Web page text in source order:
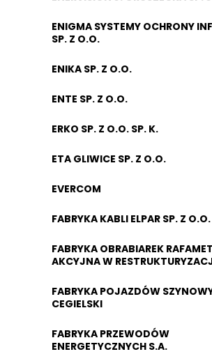
ENIGMA SYSTEMY OCHRONY
SP. Z O.O.
ENIKA SP. Z O.O.
ENTE SP. Z O.O.
ERKO SP. Z O.O. SP. K.
ETA GLIWICE SP. Z O.O.
EVERCOM
FABRYKA KABLI ELPAR SP. Z O.O.
FABRYKA OBRABIAREK
AKCYJNA W
FABRYKA POJAZDÓW
CEGIELSKI
FABRYKA PRZEWODÓW
ENERGETYCZNYCH S.A.